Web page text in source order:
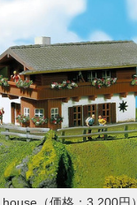
（価格：3,200円）